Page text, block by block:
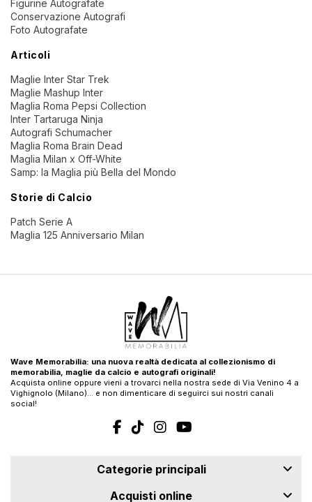
Figurine Autografate
Conservazione Autografi
Foto Autografate
Articoli
Maglie Inter Star Trek
Maglie Mashup Inter
Maglia Roma Pepsi Collection
Inter Tartaruga Ninja
Autografi Schumacher
Maglia Roma Brain Dead
Maglia Milan x Off-White
Samp: la Maglia più Bella del Mondo
Storie di Calcio
Patch Serie A
Maglia 125 Anniversario Milan
Wave Memorabilia: una nuova realtà dedicata al collezionismo di
memorabilia, maglie da calcio e autografi originali!
Acquista online oppure vieni a trovarci nella nostra sede di Via Venino 4 a
Vighignolo (Milano)… e non dimenticare di seguirci sui nostri canali
social!
Categorie principali
Acquisti online